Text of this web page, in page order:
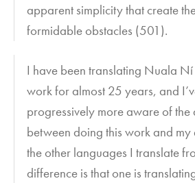
apparent simplicity that create
formidable obstacles (501).
I have been translating Nuala Ní
work for almost 25 years, and
progressively more aware of the
between doing this work and
the other languages I translate
difference is that one is